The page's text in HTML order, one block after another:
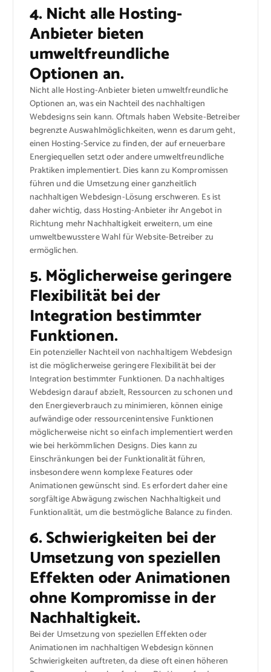
4. Nicht alle Hosting-
Anbieter bieten
umweltfreundliche
Optionen an.
Nicht alle Hosting-Anbieter bieten umweltfreundliche
Optionen an, was ein Nachteil des nachhaltigen
Webdesigns sein kann. Oftmals haben Website-Betreiber
begrenzte Auswahlmöglichkeiten, wenn es darum geht,
einen Hosting-Service zu finden, der auf erneuerbare
Energiequellen setzt oder andere umweltfreundliche
Praktiken implementiert. Dies kann zu Kompromissen
führen und die Umsetzung einer ganzheitlich
nachhaltigen Webdesign-Lösung erschweren. Es ist
daher wichtig, dass Hosting-Anbieter ihr Angebot in
Richtung mehr Nachhaltigkeit erweitern, um eine
umweltbewusstere Wahl für Website-Betreiber zu
ermöglichen.
5. Möglicherweise geringere
Flexibilität bei der
Integration bestimmter
Funktionen.
Ein potenzieller Nachteil von nachhaltigem Webdesign
ist die möglicherweise geringere Flexibilität bei der
Integration bestimmter Funktionen. Da nachhaltiges
Webdesign darauf abzielt, Ressourcen zu schonen und
den Energieverbrauch zu minimieren, können einige
aufwändige oder ressourcenintensive Funktionen
möglicherweise nicht so einfach implementiert werden
wie bei herkömmlichen Designs. Dies kann zu
Einschränkungen bei der Funktionalität führen,
insbesondere wenn komplexe Features oder
Animationen gewünscht sind. Es erfordert daher eine
sorgfältige Abwägung zwischen Nachhaltigkeit und
Funktionalität, um die bestmögliche Balance zu finden.
6. Schwierigkeiten bei der
Umsetzung von speziellen
Effekten oder Animationen
ohne Kompromisse in der
Nachhaltigkeit.
Bei der Umsetzung von speziellen Effekten oder
Animationen im nachhaltigen Webdesign können
Schwierigkeiten auftreten, da diese oft einen höheren